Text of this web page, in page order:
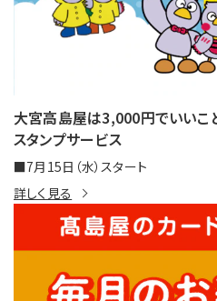
大宮高島屋は3,000円でいいこ
スタンプサービス
■7月15日（水）スタート
詳しく見る